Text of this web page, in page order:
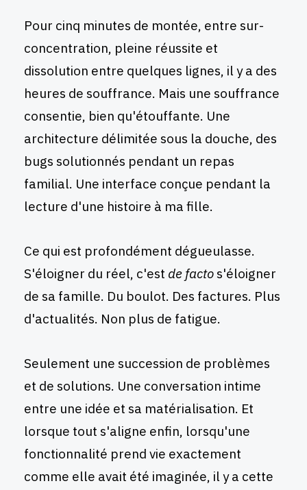
Pour cinq minutes de montée, entre sur-
concentration, pleine réussite et
dissolution entre quelques lignes, il y a des
heures de souffrance. Mais une souffrance
consentie, bien qu'étouffante. Une
architecture délimitée sous la douche, des
bugs solutionnés pendant un repas
familial. Une interface conçue pendant la
lecture d'une histoire à ma fille.
Ce qui est profondément dégueulasse.
S'éloigner du réel, c'est de factos'éloigner
de sa famille. Du boulot. Des factures. Plus
d'actualités. Non plus de fatigue.
Seulement une succession de problèmes
et de solutions. Une conversation intime
entre une idée et sa matérialisation. Et
lorsque tout s'aligne enfin, lorsqu'une
fonctionnalité prend vie exactement
comme elle avait été imaginée, il y a cette